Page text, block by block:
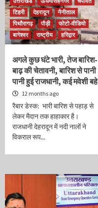
टिहरी
देहरादून
नैनीताल
पिथौरागढ़
पौड़ी
फोटो-वीडियो
बागेश्वर
राष्ट्रीय हरिद्वार
अगले कुछ घंटे भारी, तेज बारिश-
बाढ़ की चेतावनी, बारिश से पानी
पानी हुई राजधानी, कई मवेशी बहे
12 months ago
रैबार डेस्क: भारी बारिश से पहाड़ से
लेकर मैदान तक हाहाकार है।
राजधानी देहरादून में नदी नालों ने
विकराल रूप...